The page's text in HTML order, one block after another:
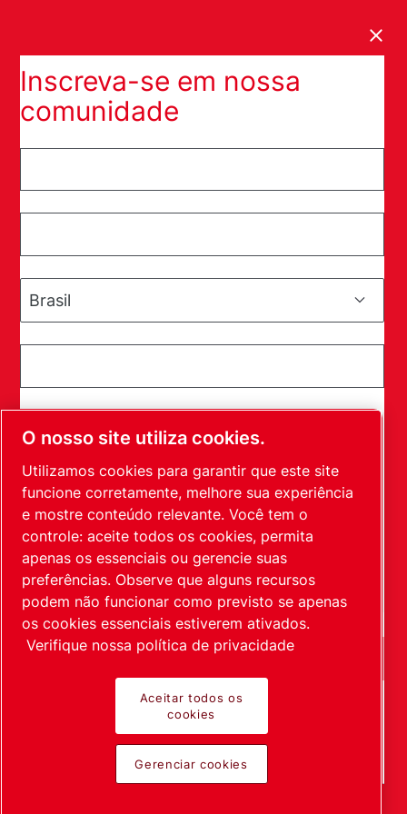
Inscreva-se em nossa
comunidade
Ao enviar esta solicitação, a Leybold poderá entrar
em contato com você por meio das informações
coletadas. Mais informações podem ser
encontradas em nossa política de privacidade.
Li e aceito a política de privacidade
Concordo em receber comunicações da Leybold
Verificação Anti-Robô
Clique para iniciar verificação
O nosso site utiliza cookies.
Utilizamos cookies para garantir que este site
funcione corretamente, melhore sua experiência
e mostre conteúdo relevante. Você tem o
controle: aceite todos os cookies, permita
apenas os essenciais ou gerencie suas
preferências. Observe que alguns recursos
podem não funcionar como previsto se apenas
os cookies essenciais estiverem ativados.
Verifique nossa política de privacidade
Aceitar todos os
cookies
Gerenciar cookies